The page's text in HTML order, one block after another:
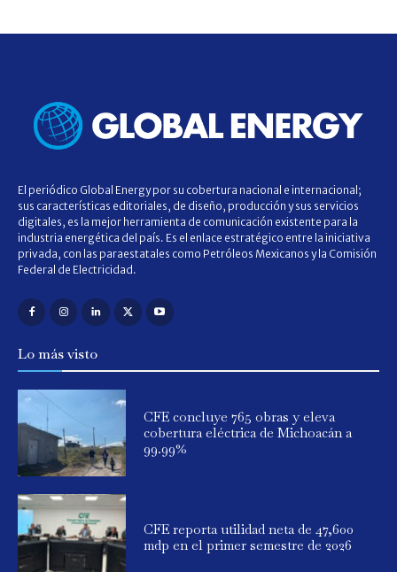
El periódico Global Energy por su cobertura nacional e internacional;
sus características editoriales, de diseño, producción y sus servicios
digitales, es la mejor herramienta de comunicación existente para la
industria energética del país. Es el enlace estratégico entre la iniciativa
privada, con las paraestatales como Petróleos Mexicanos y la Comisión
Federal de Electricidad.
Lo más visto
CFE concluye 765 obras y eleva
cobertura eléctrica de Michoacán a
99.99%
CFE reporta utilidad neta de 47,600
mdp en el primer semestre de 2026